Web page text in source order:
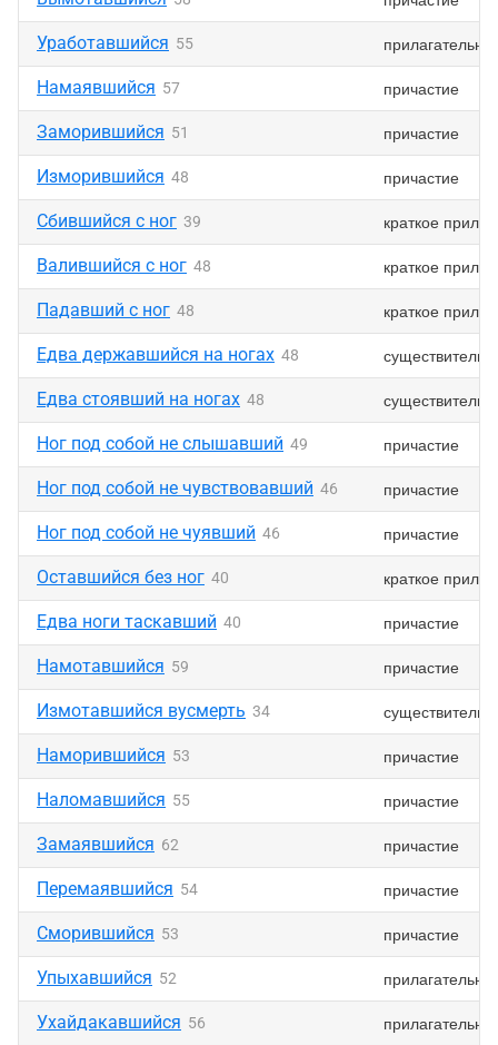
Уработавшийся 55
Намаявшийся 57 причастие
Заморившийся 51 причастие
Изморившийся 48 причастие
Сбившийся с ног 39 краткое
Валившийся с ног 48 краткое
Падавший с ног 48 краткое
Едва державшийся на ногах 48
Едва стоявший на ногах 48
Ног под собой не слышавший 49 причастие
Ног под собой не чувствовавший 46 причастие
Ног под собой не чуявший 46 причастие
Оставшийся без ног 40 краткое
Едва ноги таскавший 40 причастие
Намотавшийся 59 причастие
Измотавшийся вусмерть 34
Наморившийся 53 причастие
Наломавшийся 55 причастие
Замаявшийся 62 причастие
Перемаявшийся 54 причастие
Сморившийся 53 причастие
Упыхавшийся 52
Ухайдакавшийся 56